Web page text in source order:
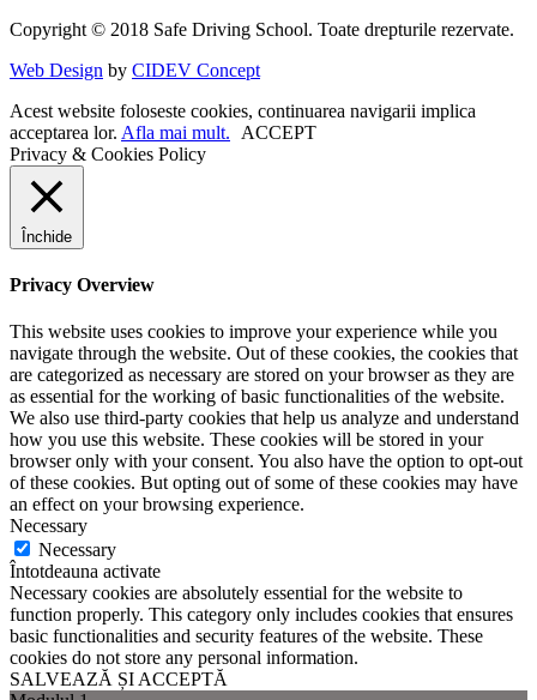
Copyright © 2018 Safe Driving School. Toate drepturile rezervate.
Web Design by CIDEV Concept
Acest website foloseste cookies, continuarea navigarii implica
acceptarea lor. Afla mai mult.
ACCEPT
Privacy & Cookies Policy
Închide
Privacy Overview
This website uses cookies to improve your experience while you
navigate through the website. Out of these cookies, the cookies that
are categorized as necessary are stored on your browser as they are
as essential for the working of basic functionalities of the website.
We also use third-party cookies that help us analyze and understand
how you use this website. These cookies will be stored in your
browser only with your consent. You also have the option to opt-out
of these cookies. But opting out of some of these cookies may have
an effect on your browsing experience.
Necessary
Necessary
Întotdeauna activate
Necessary cookies are absolutely essential for the website to
function properly. This category only includes cookies that ensures
basic functionalities and security features of the website. These
cookies do not store any personal information.
SALVEAZĂ ȘI ACCEPTĂ